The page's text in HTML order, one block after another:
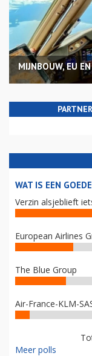
MIJNBOUW, EU
WAT IS EEN
Verzin alsjeblieft
European Airlines
The Blue Group
Air-France-KLM-
Meer polls